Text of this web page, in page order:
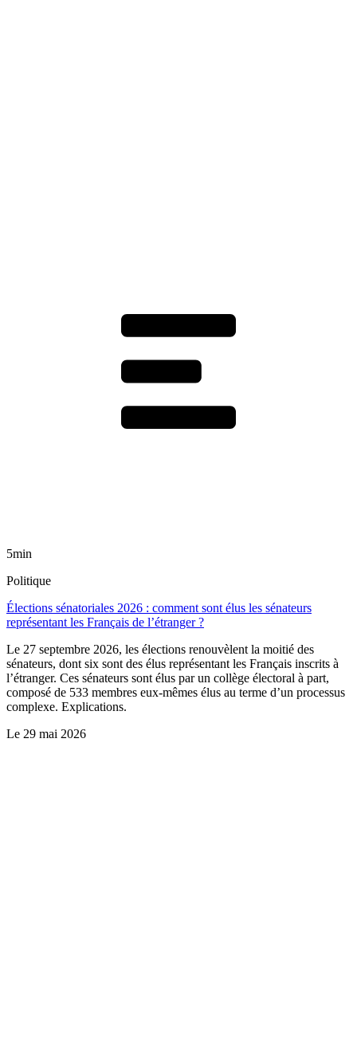
5min
Politique
Élections sénatoriales 2026 : comment sont élus les sénateurs
représentant les Français de l’étranger ?
Le 27 septembre 2026, les élections renouvèlent la moitié des
sénateurs, dont six sont des élus représentant les Français inscrits à
l’étranger. Ces sénateurs sont élus par un collège électoral à part,
composé de 533 membres eux-mêmes élus au terme d’un processus
complexe. Explications.
Le 29 mai 2026